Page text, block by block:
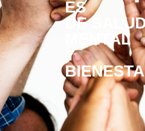
ES
DE
MENTAL
Y